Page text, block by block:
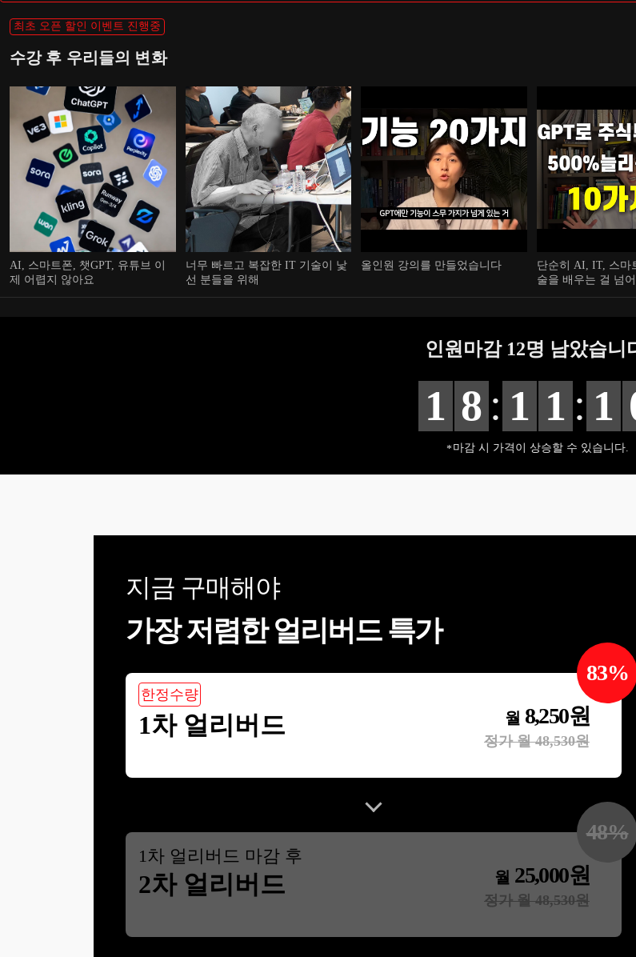
최초 오픈 할인 이벤트 진행중
수강 후 우리들의 변화
AI, 스마트폰, 챗GPT, 유튜브 이
제 어렵지 않아요
너무 빠르고 복잡한 IT 기술이 낯
선 분들을 위해
올인원 강의를 만들었습니다
단순히 AI, IT, 스마
술을 배우는 걸 넘어
인원마감 12명 남았습니
1 8 : 1 1 : 0
마감 시 가격이 상승할 수 있습니다.
지금 구매해야
가장 저렴한 얼리버드 특가
한정수량
1차 얼리버드 월 8,250원
정가 월48,530원
83%
1차 얼리버드 마감 후
2차 얼리버드 월 25,000원
정가 월48,530원
48%